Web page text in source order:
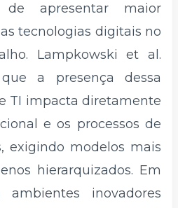
de apresentar maior
tecnologias digitais no
Lampkowski et al.
a presença dessa
TI impacta diretamente
e os processos de
exigindo modelos mais
hierarquizados. Em
ambientes inovadores